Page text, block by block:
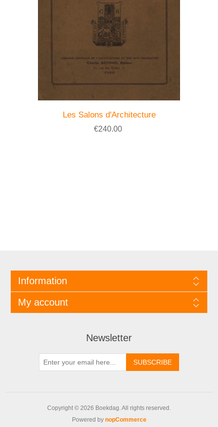
Les Salons d'Architecture
€240.00
Information
My account
Newsletter
Copyright © 2026 Boekdag. All rights reserved.
Powered by nopCommerce